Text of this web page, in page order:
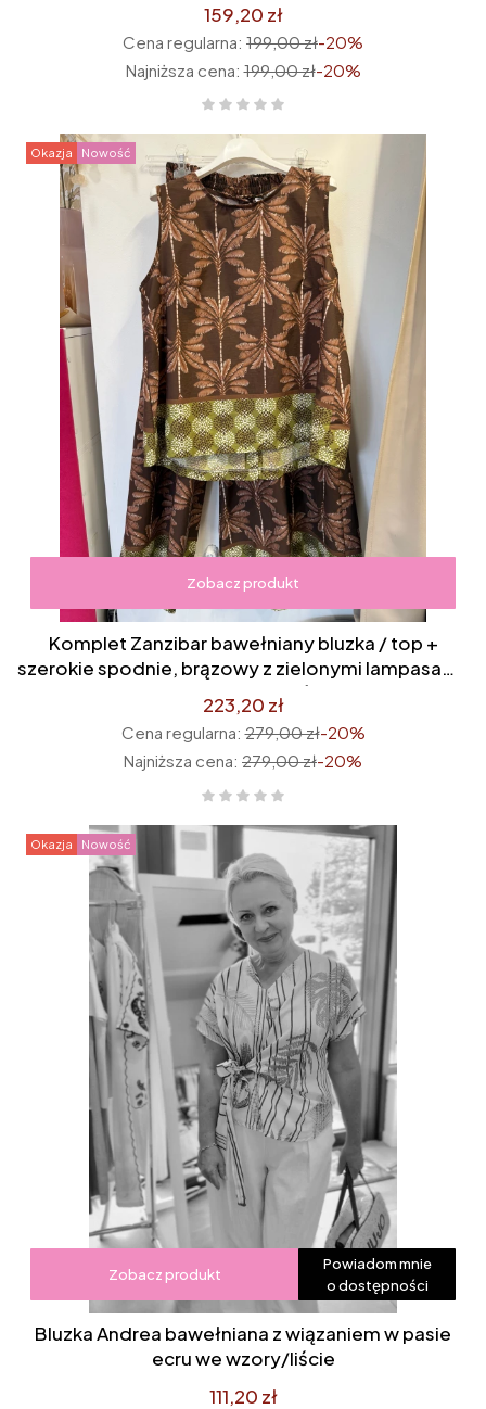
159,20 zł
Cena regularna: 199,00 zł-20%
Najniższa cena: 199,00 zł-20%
Okazja Nowość
Zobacz produkt
Komplet Zanzibar bawełniany bluzka / top +
szerokie spodnie, brązowy z zielonymi lampasami,
we wzory safari liście
223,20 zł
Cena regularna: 279,00 zł-20%
Najniższa cena: 279,00 zł-20%
Okazja Nowość
Zobacz produkt
Powiadom mnie
o dostępności
Bluzka Andrea bawełniana z wiązaniem w pasie
ecru we wzory/liście
111,20 zł